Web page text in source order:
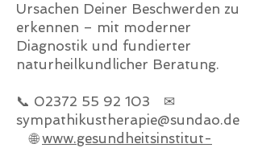
Ursachen Deiner Beschwerden zu
erkennen – mit moderner
Diagnostik und fundierter
naturheilkundlicher Beratung.
📞 02372 55 92 103 ✉
sympathikustherapie@sundao.de
🌐www.gesundheitsinstitut-